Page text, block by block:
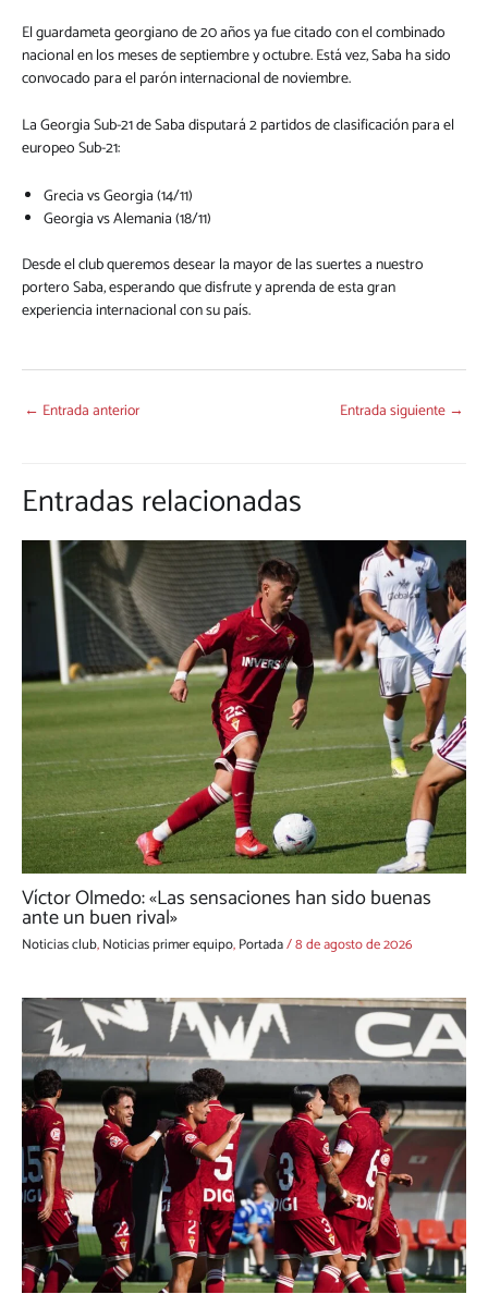
El guardameta georgiano de 20 años ya fue citado con el combinado
nacional en los meses de septiembre y octubre. Está vez, Saba ha sido
convocado para el parón internacional de noviembre.
La Georgia Sub-21 de Saba disputará 2 partidos de clasificación para el
europeo Sub-21:
Grecia vs Georgia (14/11)
Georgia vs Alemania (18/11)
Desde el club queremos desear la mayor de las suertes a nuestro
portero Saba, esperando que disfrute y aprenda de esta gran
experiencia internacional con su país.
← Entrada anterior Entrada siguiente →
Entradas relacionadas
Víctor Olmedo: «Las sensaciones han sido buenas
ante un buen rival»
Noticias club,Noticias primer equipo,Portada/8 de agosto de 2026